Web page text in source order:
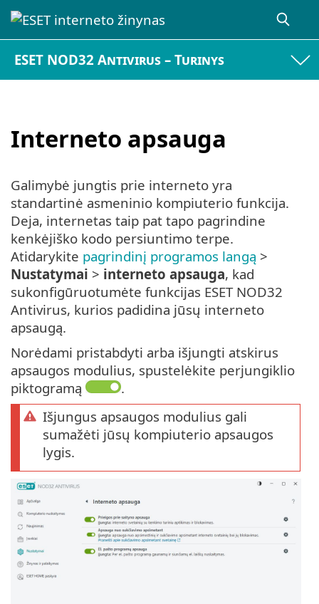
ESET NOD32 Antivirus – Turinys
Interneto apsauga
Galimybė jungtis prie interneto yra
standartinė asmeninio kompiuterio funkcija.
Deja, internetas taip pat tapo pagrindine
kenkėjiško kodo persiuntimo terpe.
Atidarykite pagrindinį programos langą >
Nustatymai > interneto apsauga, kad
sukonfigūruotumėte funkcijas ESET NOD32
Antivirus, kurios padidina jūsų interneto
apsaugą.
Norėdami pristabdyti arba išjungti atskirus
apsaugos modulius, spustelėkite perjungiklio
piktogramą
.
Išjungus apsaugos modulius gali
sumažėti jūsų kompiuterio apsaugos
lygis.